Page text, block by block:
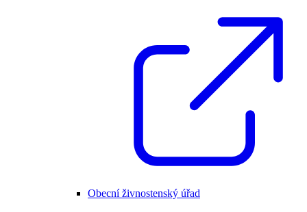
Obecní živnostenský úřad